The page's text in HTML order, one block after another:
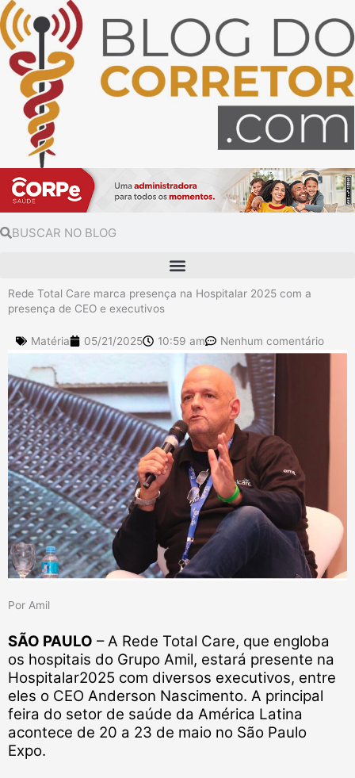
Ir
para
o
conteúdo
Rede Total Care marca presença na Hospitalar 2025 com a
presença de CEO e executivos
Matéria 05/21/2025 10:59 am Nenhum comentário
Por Amil
SÃO PAULO – A Rede Total Care, que engloba
os hospitais do Grupo Amil, estará presente na
Hospitalar2025 com diversos executivos, entre
eles o CEO Anderson Nascimento. A principal
feira do setor de saúde da América Latina
acontece de 20 a 23 de maio no São Paulo
Expo.